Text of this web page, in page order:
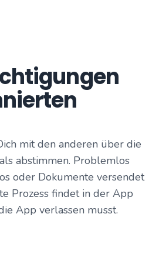
mit den anderen über die
abstimmen. Problemlos
oder Dokumente versendet
Prozess findet in der App
App verlassen musst.